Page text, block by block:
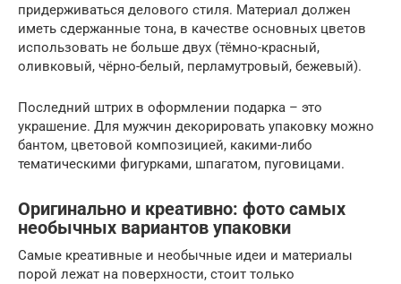
придерживаться делового стиля. Материал должен
иметь сдержанные тона, в качестве основных цветов
использовать не больше двух (тёмно-красный,
оливковый, чёрно-белый, перламутровый, бежевый).
Последний штрих в оформлении подарка – это
украшение. Для мужчин декорировать упаковку можно
бантом, цветовой композицией, какими-либо
тематическими фигурками, шпагатом, пуговицами.
Оригинально и креативно: фото самых
необычных вариантов упаковки
Самые креативные и необычные идеи и материалы
порой лежат на поверхности, стоит только